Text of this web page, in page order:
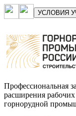
УСЛОВИЯ
Профессиональная
расширения
горнорудной